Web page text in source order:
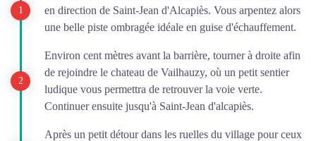
en direction de Saint-Jean d'Alcapiès. Vous arpentez alors
une belle piste ombragée idéale en guise d'échauffement.
Environ cent mètres avant la barrière, tourner à droite afin
de rejoindre le chateau de Vailhauzy, où un petit sentier
ludique vous permettra de retrouver la voie verte.
Continuer ensuite jusqu'à Saint-Jean d'alcapiès.
Après un petit détour dans les ruelles du village pour ceux